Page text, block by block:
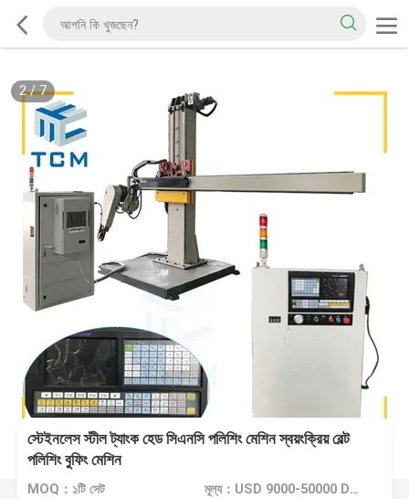
2/7
স্টেইনলেস স্টীল ট্যাংক হেড সিএনসি পলিশিং মেশিন স্বয়ংক্রিয় বেল্ট
পলিশিং বুফিং মেশিন
MOQ：১টি সেট মূল্য：USD 9000-50000 Dollar per set